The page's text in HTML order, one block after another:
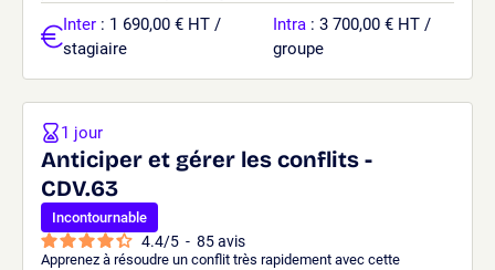
Inter : 1 690,00 € HT /
stagiaire
Intra : 3 700,00 € HT /
groupe
Anticiper et gérer les conflits -
CDV.63
Incontournable
4.4/5 - 85avis
Apprenez à résoudre un conflit très rapidement avec cette
1 jour